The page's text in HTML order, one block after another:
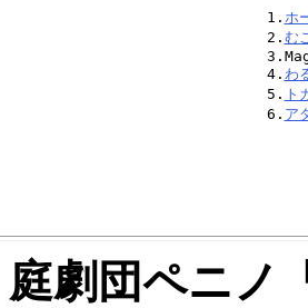
1. ホ
2. む
4. わ
5. ト
6. ア
庭劇団ペニノ